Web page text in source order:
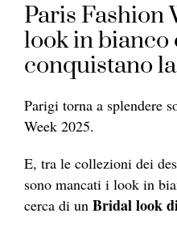
Paris Fashion
look in bianco
conquistano
Parigi torna a splendere
Week 2025.
E, tra le collezioni dei
sono mancati i look in
cerca di un Bridal look